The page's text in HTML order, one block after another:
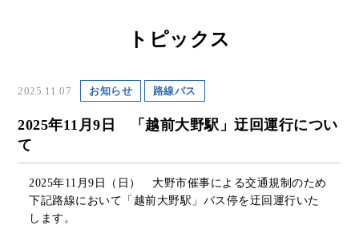
のりば案内
季節・特別運行バス 配布時刻表
定期券 お得なきっぷ
コミュニティバス
Googleマップでの
キャッシュレス対応
トピックス
2025.11.07 お知らせ 路線バス
2025年11月9日 「越前大野駅」迂回運行につい
て
2025年11 月9 日（日） 大野市催事による交通規制のため
下記路線において「越前大野駅」バス停を迂回運行いた
します。